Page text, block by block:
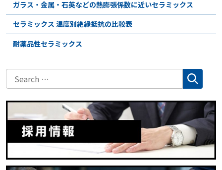
ガラス・金属・石英などの熱膨張係数に近いセラミックス
セラミックス 温度別絶縁抵抗の比較表
耐薬品性セラミックス